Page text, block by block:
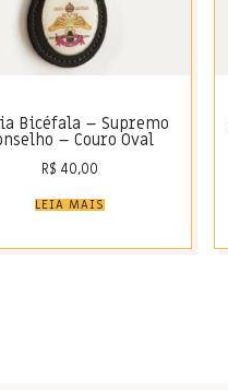
Bicéfala – Supremo
– Couro Oval
R$ 40,00
LEIA MAIS